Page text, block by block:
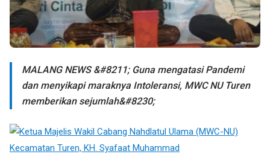
MALANG NEWS &#8211; Guna mengatasi Pandemi
dan menyikapi maraknya Intoleransi, MWC NU Turen
memberikan sejumlah&#8230;